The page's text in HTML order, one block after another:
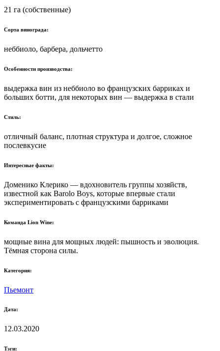
21 га (собственные)
Сорта винограда:
неббиоло, барбера, дольчетто
Особенности производства:
выдержка вин из неббиоло во французских барриках и
больших ботти, для некоторых вин — выдержка в стали
Стиль:
отличный баланс, плотная структура и долгое, сложное
послевкусие
Интересные факты:
Доменико Клерико — вдохновитель группы хозяйств,
известной как Barolo Boys, которые впервые стали
экспериментировать с французскими барриками
Команда Lion Wine:
мощные вина для мощных людей: пышность и эволюция.
Тёмная сторона силы.
Категория:
Пьемонт
Дата:
12.03.2020
Тэги: